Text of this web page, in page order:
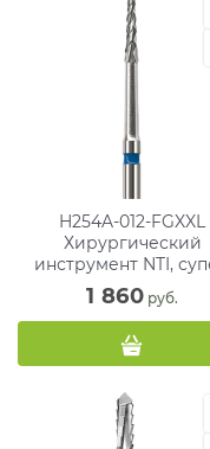
H254A-012-FGXXL
Хирургический
инструмент NTI,
длинный, фрез для
1 860 руб.